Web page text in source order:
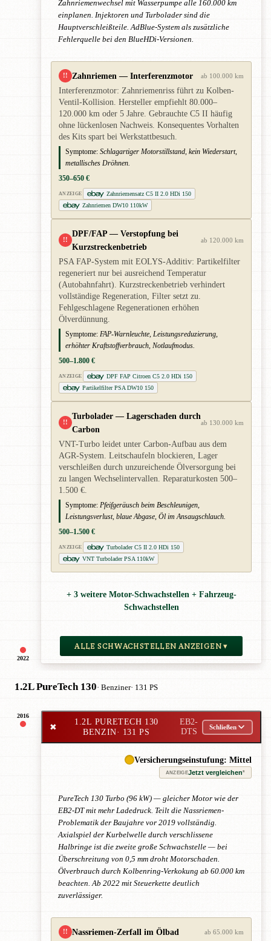
2022
Zahnriemenwechsel mit Wasserpumpe alle 160.000 km
einplanen. Injektoren und Turbolader sind die
Hauptverschleißteile. AdBlue-System als zusätzliche
Fehlerquelle bei den BlueHDi-Versionen.
!! Zahnriemen — Interferenzmotor ab 100.000 km
Interferenzmotor: Zahnriemenriss führt zu Kolben-
Ventil-Kollision. Hersteller empfiehlt 80.000–
120.000 km oder 5 Jahre. Gebrauchte C5 II häufig
ohne lückenlosen Nachweis. Konsequentes Vorhalten
des Kits spart bei Werkstattbesuch.
Symptome: Schlagartiger Motorstillstand, kein Wiederstart,
metallisches Dröhnen.
350–650 €
ANZEIGE
Zahnriemensatz C5 II 2.0 HDi 150
Zahnriemen DW10 110kW
!!
DPF/FAP — Verstopfung bei
Kurzstreckenbetrieb
ab 120.000 km
PSA FAP-System mit EOLYS-Additiv: Partikelfilter
regeneriert nur bei ausreichend Temperatur
(Autobahnfahrt). Kurzstreckenbetrieb verhindert
vollständige Regeneration, Filter setzt zu.
Fehlgeschlagene Regenerationen erhöhen
Ölverdünnung.
Symptome: FAP-Warnleuchte, Leistungsreduzierung,
erhöhter Kraftstoffverbrauch, Notlaufmodus.
500–1.800 €
ANZEIGE
DPF FAP Citroen C5 2.0 HDi 150
Partikelfilter PSA DW10 150
!!
Turbolader — Lagerschaden durch
Carbon
ab 130.000 km
VNT-Turbo leidet unter Carbon-Aufbau aus dem
AGR-System. Leitschaufeln blockieren, Lager
verschleißen durch unzureichende Ölversorgung bei
zu langen Wechselintervallen. Reparaturkosten 500–
1.500 €.
Symptome: Pfeifgeräusch beim Beschleunigen,
Leistungsverlust, blaue Abgase, Öl im Ansaugschlauch.
500–1.500 €
ANZEIGE
Turbolader C5 II 2.0 HDi 150
VNT Turbolader PSA 110kW
+ 3 weitere Motor-Schwachstellen + Fahrzeug-
Schwachstellen
ALLE SCHWACHSTELLEN ANZEIGEN ▾
1.2L PureTech 130· Benziner· 131 PS
2016
✖
1.2L PURETECH 130
BENZIN· 131 PS
EB2-
DTS
Schließen
Versicherungseinstufung: Mittel
ANZEIGEJetzt vergleichen*
PureTech 130 Turbo (96 kW) — gleicher Motor wie der
EB2-DT mit mehr Ladedruck. Teilt die Nassriemen-
Problematik der Baujahre vor 2019 vollständig.
Axialspiel der Kurbelwelle durch verschlissene
Halbringe ist die zweite große Schwachstelle — bei
Überschreitung von 0,5 mm droht Motorschaden.
Ölverbrauch durch Kolbenring-Verkokung ab 60.000 km
beachten. Ab 2022 mit Steuerkette deutlich
zuverlässiger.
!! Nassriemen-Zerfall im Ölbad ab 65.000 km